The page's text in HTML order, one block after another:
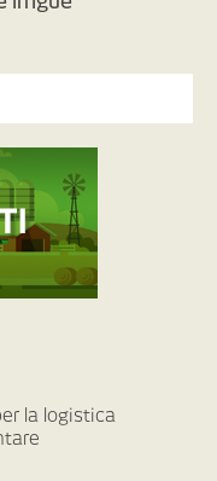
la logistica